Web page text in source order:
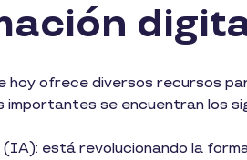
hoy ofrece diversos recursos
importantes se encuentran los
está revolucionando la